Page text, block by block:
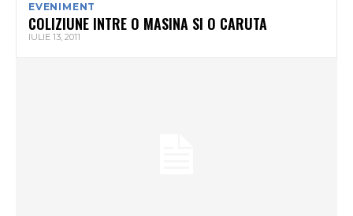
EVENIMENT
COLIZIUNE INTRE O MASINA SI O CARUTA
IULIE 13, 2011